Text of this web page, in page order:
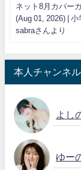
ネット8月カバー
(Aug 01, 2026) | 小
sabraさんより
本人チャンネル
よし
ゆー